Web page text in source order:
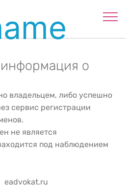
о
владельцем, либо успешно
сервис регистрации
не является
под наблюдением
eadvokat.ru